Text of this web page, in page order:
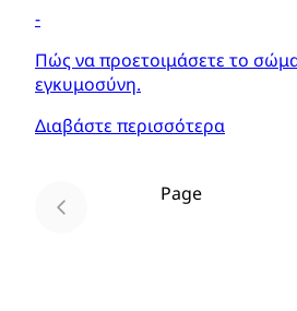
-
Πώς να προετοιμάσετε το
εγκυμοσύνη.
Διαβάστε περισσότερα
Page